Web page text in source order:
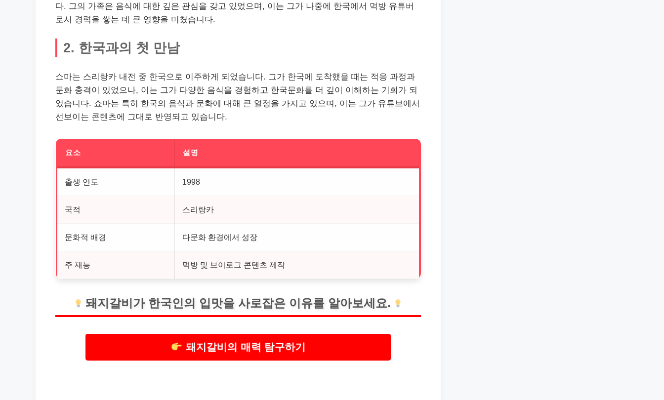
다. 그의 가족은 음식에 대한 깊은 관심을 갖고 있었으며, 이는 그가 나중에 한국에서 먹방 유튜버
로서 경력을 쌓는 데 큰 영향을 미쳤습니다.
2. 한국과의 첫 만남
쇼마는 스리랑카 내전 중 한국으로 이주하게 되었습니다. 그가 한국에 도착했을 때는 적응 과정과
문화 충격이 있었으나, 이는 그가 다양한 음식을 경험하고 한국문화를 더 깊이 이해하는 기회가 되
었습니다. 쇼마는 특히 한국의 음식과 문화에 대해 큰 열정을 가지고 있으며, 이는 그가 유튜브 에서
선보이는 콘텐츠에 그대로 반영되고 있습니다.
요소 설명
출생 연도 1998
국적 스리랑카
문화적 배경 다문화 환경에서 성장
주 재능 먹방 및 브이로그 콘텐츠 제작
돼지갈비가 한국인의 입맛을 사로잡은 이유를 알아보세요.
돼지갈비의 매력 탐구하기